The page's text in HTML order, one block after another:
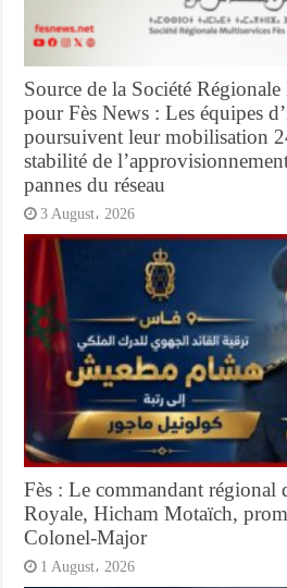
Source de la Société
pour Fès News : Les équipes
poursuivent leur mobilisation
stabilité de
pannes du réseau
3 August، 2026
Fès : Le commandant régional
Royale, Hicham Motaïch,
Colonel-Major
1 August، 2026